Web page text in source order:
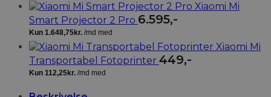
Xiaomi Mi
Smart Projector 2 Pro 6.595,-
Xiaomi Mi
Transportabel Fotoprinter 449,-